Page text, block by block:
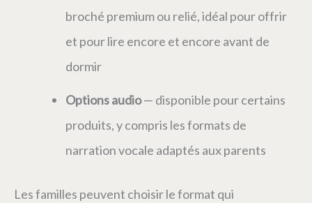
broché premium ou relié, idéal pour offrir
et pour lire encore et encore avant de
dormir
Options audio— disponible pour certains
produits, y compris les formats de
narration vocale adaptés aux parents
Les familles peuvent choisir le format qui